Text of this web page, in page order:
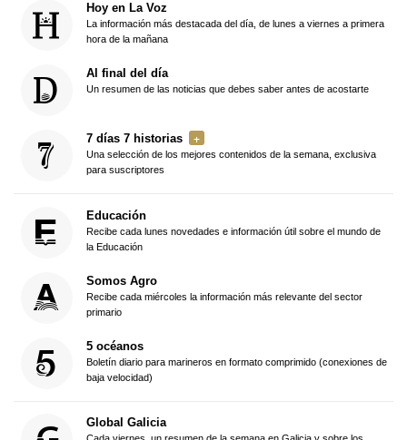
Hoy en La Voz
La información más destacada del día, de lunes a viernes a primera
hora de la mañana
Al final del día
Un resumen de las noticias que debes saber antes de acostarte
7 días 7 historias
Una selección de los mejores contenidos de la semana, exclusiva
para suscriptores
Educación
Recibe cada lunes novedades e información útil sobre el mundo de
la Educación
Somos Agro
Recibe cada miércoles la información más relevante del sector
primario
5 océanos
Boletín diario para marineros en formato comprimido (conexiones de
baja velocidad)
Global Galicia